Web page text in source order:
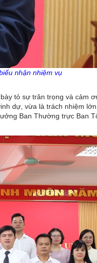
nhận nhiệm vụ
tỏ sự trân trọng và cảm
dự, vừa là trách nhiệm
Ban Thường trực Ban